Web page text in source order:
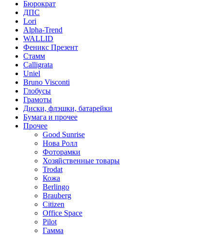
Бюрократ
ДПС
Lori
Alpha-Trend
WALLID
Феникс Презент
Стамм
Calligrata
Uniel
Bruno Visconti
Глобусы
Грамоты
Диски, флэшки, батарейки
Бумага и прочее
Прочее
Good Sunrise
Нова Ролл
Фоторамки
Хозяйственные товары
Trodat
Кожа
Berlingo
Brauberg
Citizen
Office Space
Pilot
Гамма